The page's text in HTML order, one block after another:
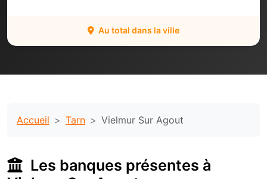
Au total dans la ville
Accueil Tarn Vielmur Sur Agout
Les banques présentes à